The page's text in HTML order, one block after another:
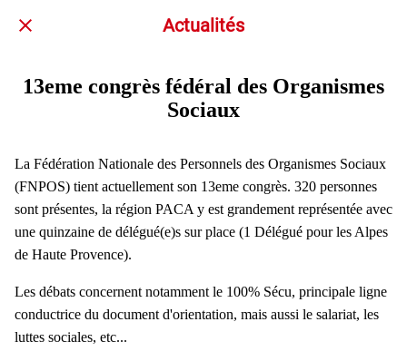
Actualités
13eme congrès fédéral des Organismes
Sociaux
La Fédération Nationale des Personnels des Organismes Sociaux
(FNPOS) tient actuellement son 13eme congrès. 320 personnes
sont présentes, la région PACA y est grandement représentée avec
une quinzaine de délégué(e)s sur place (1 Délégué pour les Alpes
de Haute Provence).
Les débats concernent notamment le 100% Sécu, principale ligne
conductrice du document d'orientation, mais aussi le salariat, les
luttes sociales, etc...